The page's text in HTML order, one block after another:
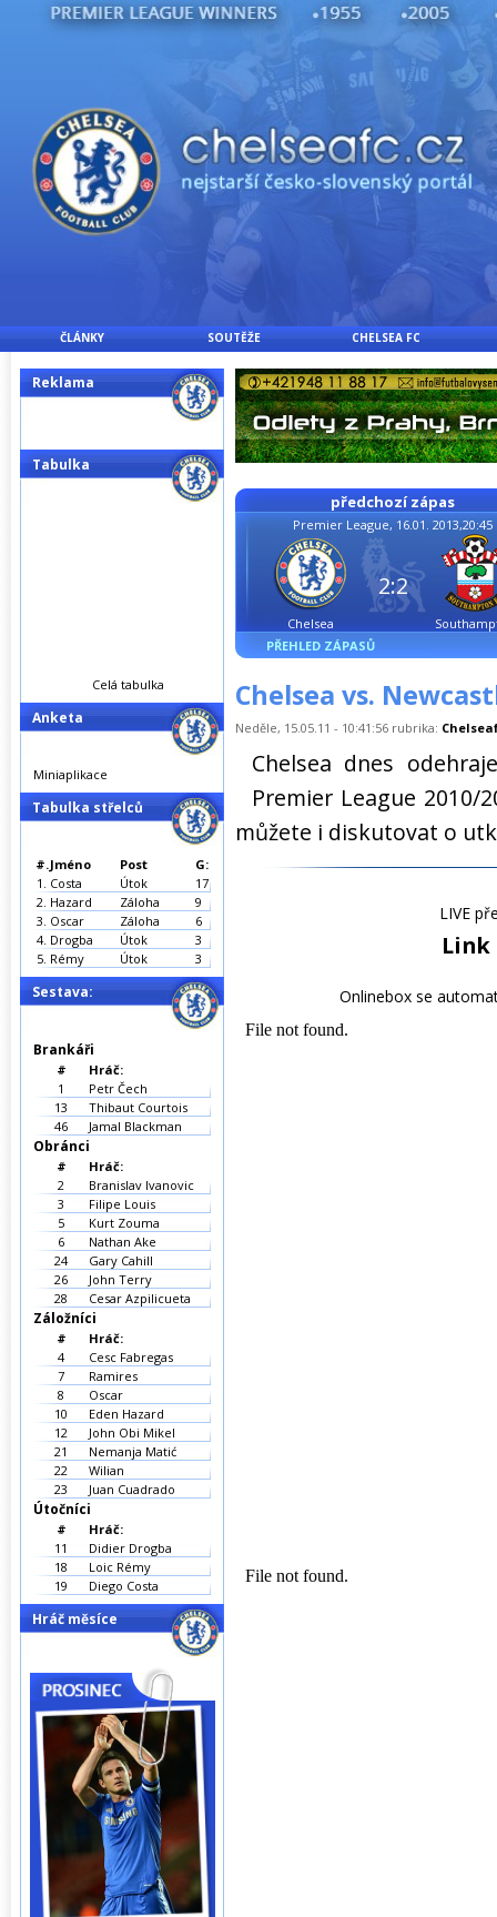
ČLÁNKY SOUTĚŽE CHELSEA FC
předchozí zápas
Premier League, 16.01. 2013,20:45
Chelsea
2:2
PŘEHLED ZÁPASŮ
Chelsea vs.
Neděle, 15.05.11 - 10:41:56 rubrika:
Chelsea dnes
Premier League 2010/
můžete i diskutovat o
LIVE
Link
Onlinebox se
Reklama
Tabulka
Celá tabulka
Anketa
Miniaplikace
Tabulka střelců
#.Jméno Post
G:
1. Costa Útok
17
2. Hazard Záloha
9
3. Oscar Záloha
6
4. Drogba Útok
3
5. Rémy Útok 3
Sestava:
Brankáři
#
Hráč:
1
Petr Čech
13
Thibaut Courtois
46
Jamal Blackman
Obránci
#
Hráč:
2
Branislav Ivanovic
3
Filipe Louis
5
Kurt Zouma
6
Nathan Ake
24
Gary Cahill
26
John Terry
28
Cesar Azpilicueta
Záložníci
#
Hráč:
4
Cesc Fabregas
7
Ramires
8
Oscar
10
Eden Hazard
12
John Obi Mikel
21
Nemanja Matić
22
Wilian
23
Juan Cuadrado
Útočníci
#
Hráč:
11
Didier Drogba
18
Loic Rémy
19
Diego Costa
Hráč měsíce